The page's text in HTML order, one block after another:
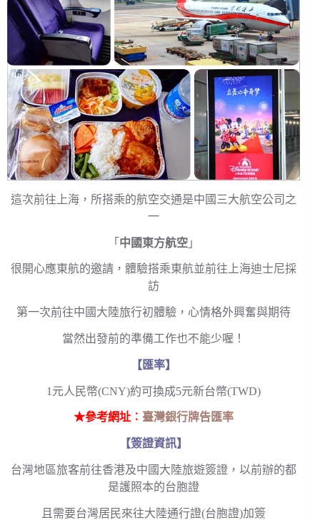
這次前往上海，所搭乘的航空交通是中國三大航空公司之
一
「 中國東方航空 」
很開心應東航的邀請，體驗搭乘東航並前往上海迪士尼採
訪
第一次前往中國大陸旅行初體驗，心情格外興奮與期待
當然出發前的準備工作也不能少喔！
【匯率】
1元人民幣(CNY)約可換成5元新台幣(TWD)
★參考網址︰ 臺灣銀行牌告匯率
【簽證資訊】
台灣地區旅客前往香港及中國大陸旅遊簽證，以前辦的都
是護照本的台胞證
且需要台灣居民來往大陸通行證(台胞證)加簽